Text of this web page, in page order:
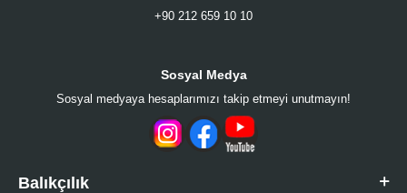
+90 212 659 10 10
Sosyal Medya
Sosyal medyaya hesaplarımızı takip etmeyi unutmayın!
Balıkçılık